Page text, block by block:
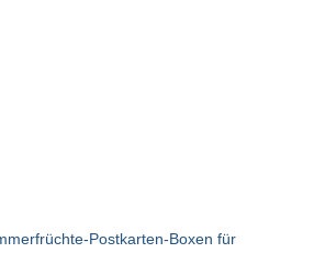
Postkarten-Boxen für